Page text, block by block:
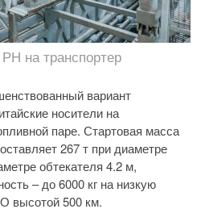
РН на транспортер
вариант
носители на
паре. Стартовая масса
267 т при диаметре
обтекателя 4.2 м,
– до 6000 кг на низкую
высотой 500 км.